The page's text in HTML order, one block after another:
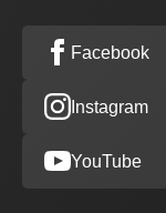
Facebook
Instagram
YouTube